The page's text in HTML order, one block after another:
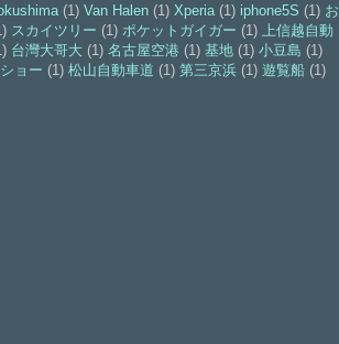
(1) Van Halen (1) Xperia (1) iphone5S (1) お
スカイツリー (1) ポケットガイガー (1) 上信越自動
台灣大哥大 (1) 名古屋空港 (1) 基地 (1) 小豆島 (1)
ョー (1) 松山自動車道 (1) 第三京浜 (1) 遊覧船 (1)